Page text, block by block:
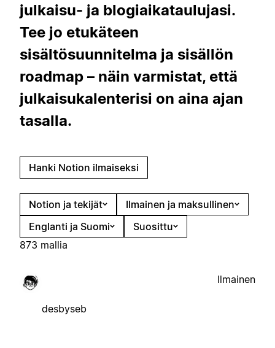
julkaisu- ja blogiaikataulujasi.
Tee jo etukäteen
sisältösuunnitelma ja sisällön
roadmap – näin varmistat, että
julkaisukalenterisi on aina ajan
tasalla.
Hanki Notion ilmaiseksi
Notion ja tekijät
Ilmainen ja maksullinen
Englanti ja Suomi
Suosittu
873 mallia
desbyseb
Ilmainen